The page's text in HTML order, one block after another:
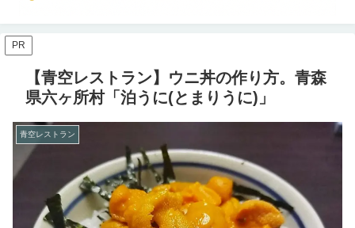
PR
【青空レストラン】ウニ丼の作り方。青森
県六ヶ所村「泊うに(とまりうに)」
青空レストラン